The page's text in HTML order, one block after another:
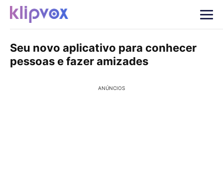
Seu novo aplicativo para conhecer
pessoas e fazer amizades
ANÚNCIOS